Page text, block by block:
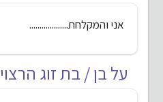
אני והמקלחת...................
על בן / בת זוג הרצוי